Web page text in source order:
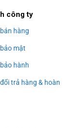
công ty
hàng
mật
hành
trả hàng & hoàn